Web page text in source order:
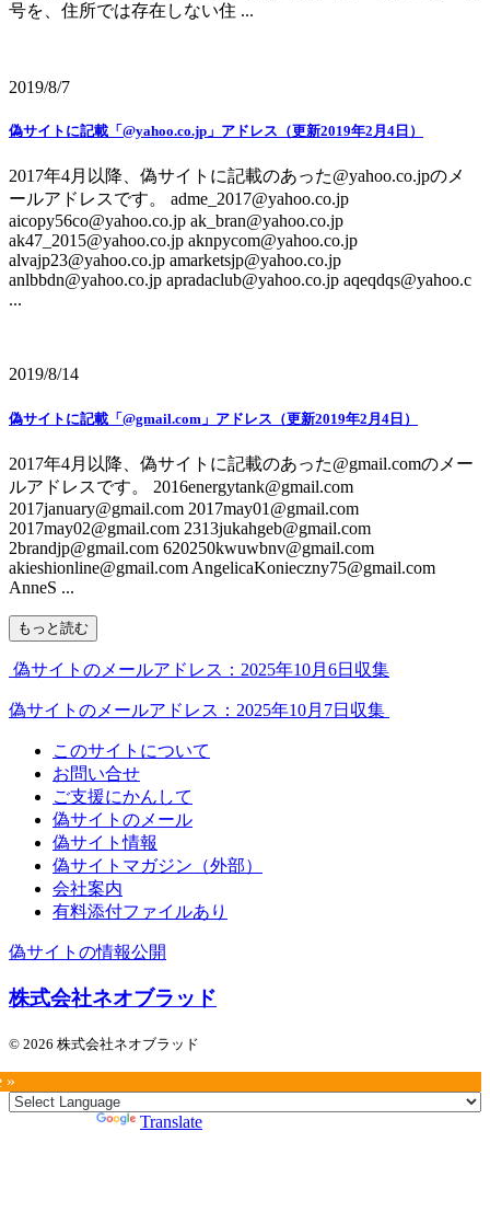
号を、住所では存在しない住 ...
2019/8/7
偽サイトに記載「@yahoo.co.jp」アドレス（更新2019年2月4日）
2017年4月以降、偽サイトに記載のあった@yahoo.co.jpのメ
ールアドレスです。 adme_2017@yahoo.co.jp
aicopy56co@yahoo.co.jp ak_bran@yahoo.co.jp
ak47_2015@yahoo.co.jp aknpycom@yahoo.co.jp
alvajp23@yahoo.co.jp amarketsjp@yahoo.co.jp
anlbbdn@yahoo.co.jp apradaclub@yahoo.co.jp aqeqdqs@yahoo.c
...
2019/8/14
偽サイトに記載「@gmail.com」アドレス（更新2019年2月4日）
2017年4月以降、偽サイトに記載のあった@gmail.comのメー
ルアドレスです。 2016energytank@gmail.com
2017january@gmail.com 2017may01@gmail.com
2017may02@gmail.com 2313jukahgeb@gmail.com
2brandjp@gmail.com 620250kwuwbnv@gmail.com
akieshionline@gmail.com AngelicaKonieczny75@gmail.com
AnneS ...
もっと読む
偽サイトのメールアドレス：2025年10月6日収集
偽サイトのメールアドレス：2025年10月7日収集
このサイトについて
お問い合せ
ご支援にかんして
偽サイトのメール
偽サイト情報
偽サイトマガジン（外部）
会社案内
有料添付ファイルあり
偽サイトの情報公開
株式会社ネオブラッド
© 2026 株式会社ネオブラッド
»
Translate